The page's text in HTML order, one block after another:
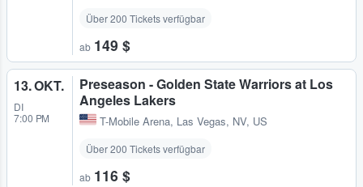
Über 200 Tickets verfügbar
ab 149 $
13. OKT.
DI
7:00 PM
Preseason - Golden State Warriors at Los
Angeles Lakers
T-Mobile Arena, Las Vegas, NV, US
Über 200 Tickets verfügbar
ab 116 $